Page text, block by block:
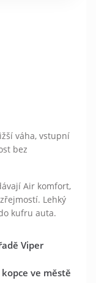
váha, vstupní
bez
Air komfort,
Lehký
kufru auta.
Viper
ve městě